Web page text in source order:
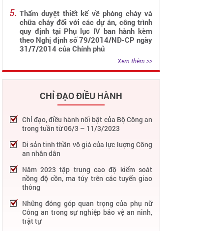
Thẩm duyệt thiết kế về phòng cháy và
chữa cháy đối với các dự án, công trình
quy định tại Phụ lục IV ban hành kèm
theo Nghị định số 79/2014/NĐ-CP ngày
31/7/2014 của Chính phủ
Xem thêm >>
CHỈ ĐẠO ĐIỀU HÀNH
Chỉ đạo, điều hành nổi bật của Bộ Công an
trong tuần từ 06/3 – 11/3/2023
Di sản tinh thần vô giá của lực lượng Công
an nhân dân
Năm 2023 tập trung cao độ kiểm soát
nồng độ cồn, ma túy trên các tuyến giao
thông
Những đóng góp quan trọng của phụ nữ
Công an trong sự nghiệp bảo vệ an ninh,
trật tự